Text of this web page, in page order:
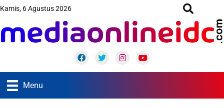
Kamis, 6 Agustus 2026
FacebookTwitter InstagramYoutube
Menu